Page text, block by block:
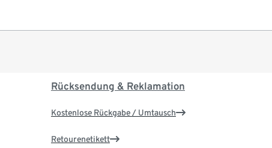
Rücksendung & Reklamation
Kostenlose Rückgabe / Umtausch
Retourenetikett